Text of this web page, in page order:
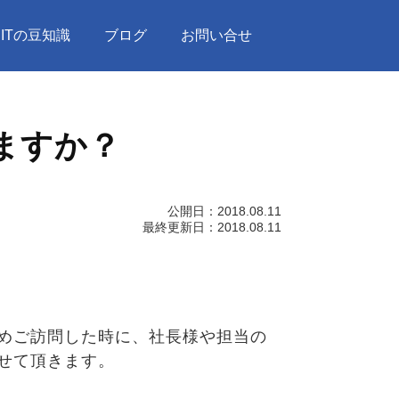
ITの豆知識 ブログ お問い合せ
すか？
公開日： 2018.08.11
最終更新日： 2018.08.11
ご訪問した時に、社長様や担当の
て頂きます。